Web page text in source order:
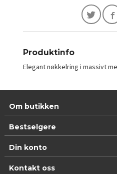
Produktinfo
Elegant nøkkelring i massivt
Om butikken
Bestselgere
Din konto
Kontakt oss